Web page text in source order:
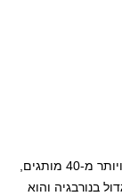
יותר מ-45 חנויות של עודפים מרוכזות במקום אחד ויותר מ-40 מותגים,
בנורבגיה והוא